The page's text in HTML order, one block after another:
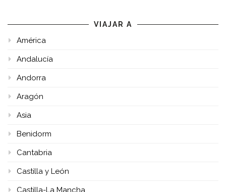
VIAJAR A
América
Andalucía
Andorra
Aragón
Asia
Benidorm
Cantabria
Castilla y León
Castilla-La Mancha